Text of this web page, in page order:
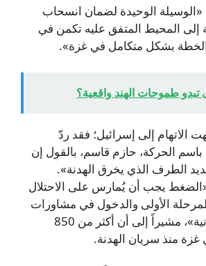
«الوسيلة الوحيدة لضمان انسحاب
إلى المحيط المتفق عليه تكمن في
الخطة بشكل متكامل في غزة».
طموحات الهند واقعية؟
الاتهام إلى إسرائيل؛ فقد ردّ
الحركة، حازم قاسم، بالقول إن
الطرف الذي يخرق الهدنة».
يجب أن يُمارس على الاحتلال
الأولى والدخول في مشاورات
بشأن المرحلة الثانية»، مشيراً إلى أن أكثر من 850
غزة منذ سريان الهدنة.